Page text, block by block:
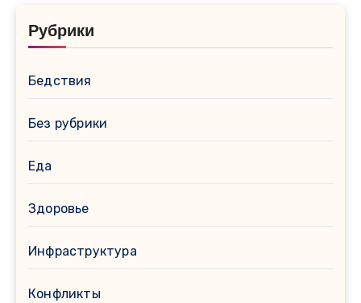
Рубрики
Бедствия
Без рубрики
Еда
Здоровье
Инфраструктура
Конфликты